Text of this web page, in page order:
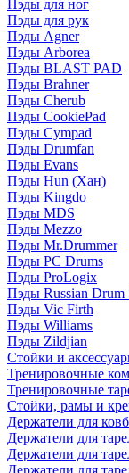
Пэды для ног
Пэды для рук
Пэды Agner
Пэды Arborea
Пэды BLAST PAD
Пэды Brahner
Пэды Cherub
Пэды CookiePad
Пэды Cympad
Пэды Drumfan
Пэды Evans
Пэды Hun (Хан)
Пэды Kingdo
Пэды MDS
Пэды Mezzo
Пэды Mr.Drummer
Пэды PC Drums
Пэды ProLogix
Пэды Russian Drum
Пэды Vic Firth
Пэды Williams
Пэды Zildjian
Стойки и
Тренировочные
Тренировочные
Стойки, рамы и
Держатели для
Держатели для
Держатели для
Держатели для